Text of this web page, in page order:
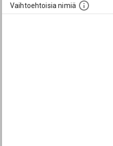
Vaihtoehtoisia nimiä